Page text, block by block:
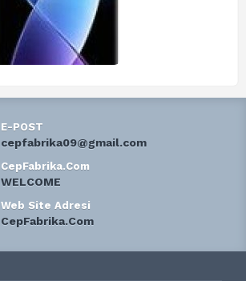
E-POST
cepfabrika09@gmail.com
CepFabrika.Com
WELCOME
Web Site Adresi
CepFabrika.Com